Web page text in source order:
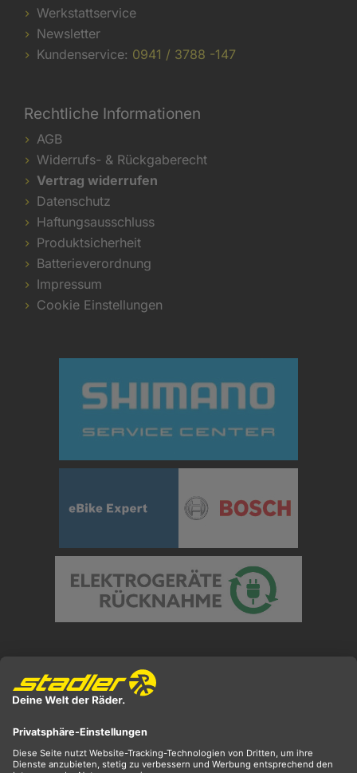
Werkstattservice
Newsletter
Kundenservice: 0941 / 3788 -147
Rechtliche Informationen
AGB
Widerrufs- & Rückgaberecht
Vertrag widerrufen
Datenschutz
Haftungsausschluss
Produktsicherheit
Batterieverordnung
Impressum
Cookie Einstellungen